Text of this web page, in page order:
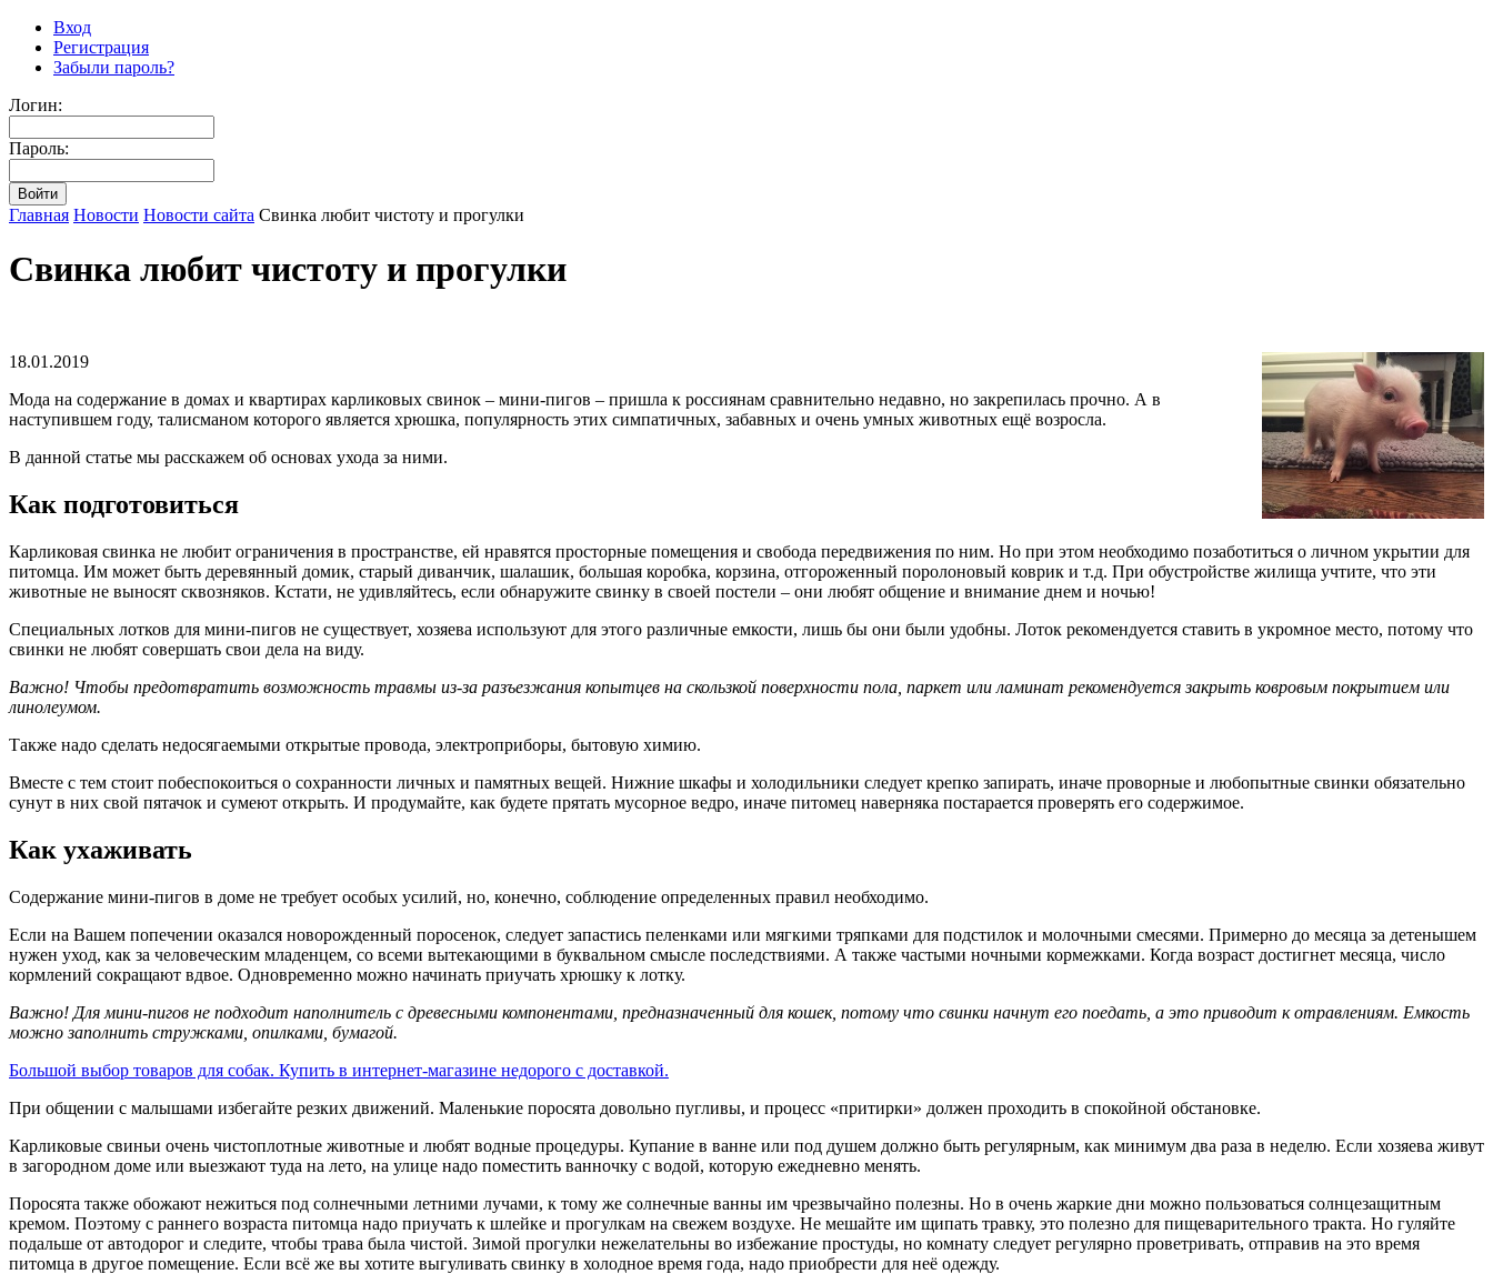
Вход
Регистрация
Забыли пароль?
Логин:
Пароль:
Главная Новости Новости сайта Свинка любит чистоту и прогулки
Свинка любит чистоту и прогулки
18.01.2019
Мода на содержание в домах и квартирах карликовых свинок – мини-пигов – пришла к россиянам сравнительно недавно, но закрепилась прочно. А в
наступившем году, талисманом которого является хрюшка, популярность этих симпатичных, забавных и очень умных животных ещё возросла.
В данной статье мы расскажем об основах ухода за ними.
Как подготовиться
Карликовая свинка не любит ограничения в пространстве, ей нравятся просторные помещения и свобода передвижения по ним. Но при этом необходимо позаботиться о личном укрытии для
питомца. Им может быть деревянный домик, старый диванчик, шалашик, большая коробка, корзина, отгороженный поролоновый коврик и т.д. При обустройстве жилища учтите, что эти
животные не выносят сквозняков. Кстати, не удивляйтесь, если обнаружите свинку в своей постели – они любят общение и внимание днем и ночью!
Специальных лотков для мини-пигов не существует, хозяева используют для этого различные емкости, лишь бы они были удобны. Лоток рекомендуется ставить в укромное место, потому что
свинки не любят совершать свои дела на виду.
Важно! Чтобы предотвратить возможность травмы из-за разъезжания копытцев на скользкой поверхности пола, паркет или ламинат рекомендуется закрыть ковровым покрытием или
линолеумом.
Также надо сделать недосягаемыми открытые провода, электроприборы, бытовую химию.
Вместе с тем стоит побеспокоиться о сохранности личных и памятных вещей. Нижние шкафы и холодильники следует крепко запирать, иначе проворные и любопытные свинки обязательно
сунут в них свой пятачок и сумеют открыть. И продумайте, как будете прятать мусорное ведро, иначе питомец наверняка постарается проверять его содержимое.
Как ухаживать
Содержание мини-пигов в доме не требует особых усилий, но, конечно, соблюдение определенных правил необходимо.
Если на Вашем попечении оказался новорожденный поросенок, следует запастись пеленками или мягкими тряпками для подстилок и молочными смесями. Примерно до месяца за детенышем
нужен уход, как за человеческим младенцем, со всеми вытекающими в буквальном смысле последствиями. А также частыми ночными кормежками. Когда возраст достигнет месяца, число
кормлений сокращают вдвое. Одновременно можно начинать приучать хрюшку к лотку.
Важно! Для мини-пигов не подходит наполнитель с древесными компонентами, предназначенный для кошек, потому что свинки начнут его поедать, а это приводит к отравлениям. Емкость
можно заполнить стружками, опилками, бумагой.
Большой выбор товаров для собак. Купить в интернет-магазине недорого с доставкой.
При общении с малышами избегайте резких движений. Маленькие поросята довольно пугливы, и процесс «притирки» должен проходить в спокойной обстановке.
Карликовые свиньи очень чистоплотные животные и любят водные процедуры. Купание в ванне или под душем должно быть регулярным, как минимум два раза в неделю. Если хозяева живут
в загородном доме или выезжают туда на лето, на улице надо поместить ванночку с водой, которую ежедневно менять.
Поросята также обожают нежиться под солнечными летними лучами, к тому же солнечные ванны им чрезвычайно полезны. Но в очень жаркие дни можно пользоваться солнцезащитным
кремом. Поэтому с раннего возраста питомца надо приучать к шлейке и прогулкам на свежем воздухе. Не мешайте им щипать травку, это полезно для пищеварительного тракта. Но гуляйте
подальше от автодорог и следите, чтобы трава была чистой. Зимой прогулки нежелательны во избежание простуды, но комнату следует регулярно проветривать, отправив на это время
питомца в другое помещение. Если всё же вы хотите выгуливать свинку в холодное время года, надо приобрести для неё одежду.